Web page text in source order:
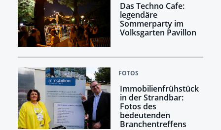
Das Techno Cafe:
legendäre
Sommerparty im
Volksgarten Pavillon
FOTOS
Immobilienfrühstück
in der Strandbar:
Fotos des
bedeutenden
Branchentreffens